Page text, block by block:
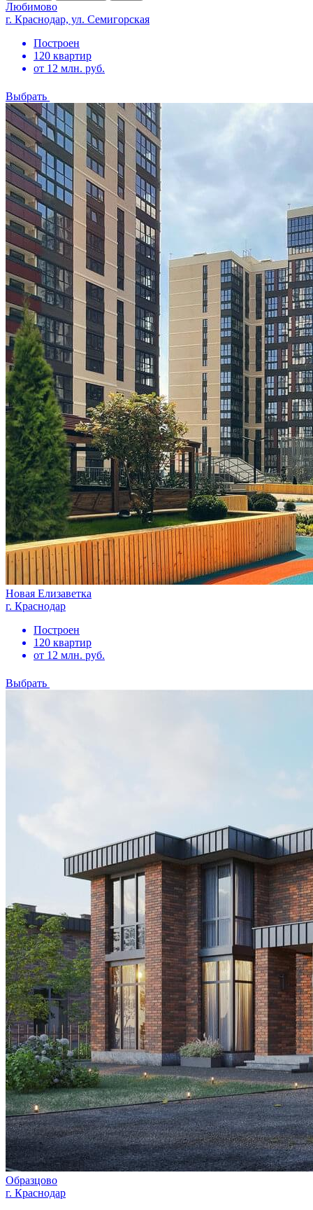
Любимово
г. Краснодар, ул. Семигорская
Построен
120 квартир
от 12 млн. руб.
Выбрать
Новая Елизаветка
г. Краснодар
Построен
120 квартир
от 12 млн. руб.
Выбрать
Образцово
г. Краснодар